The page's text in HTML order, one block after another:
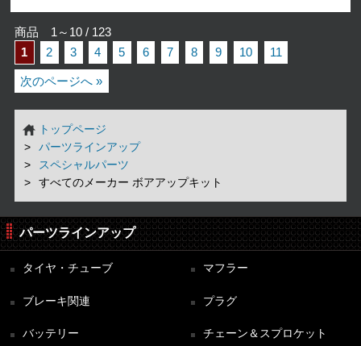
商品 1～10 / 123
1
2 3 4 5 6 7 8 9 10 11
次のページへ »
トップページ
パーツラインアップ
スペシャルパーツ
すべてのメーカー ボアアップキット
パーツラインアップ
タイヤ・チューブ マフラー
ブレーキ関連 プラグ
バッテリー チェーン＆スプロケット